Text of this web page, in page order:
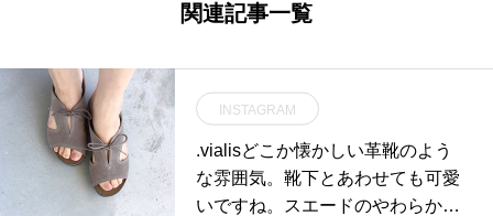
関連記事一覧
INSTAGRAM
.vialisどこか懐かしい革靴のよう
な雰囲気。靴下とあわせても可愛
いですね。スエードのやわらかい